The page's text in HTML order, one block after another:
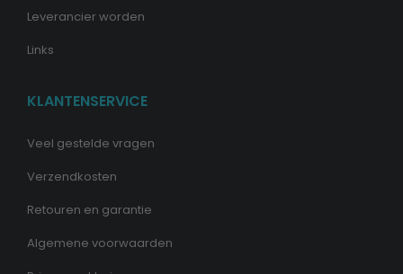
Leverancier worden
Links
KLANTENSERVICE
Veel gestelde vragen
Verzendkosten
Retouren en garantie
Algemene voorwaarden